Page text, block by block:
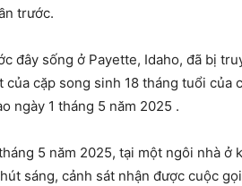
trước.
đây sống ở Payette, Idaho, đã bị
cặp song sinh 18 tháng tuổi của
ngày 1 tháng 5 năm 2025 .
5 năm 2025, tại một ngôi nhà ở
sáng, cảnh sát nhận được cuộc